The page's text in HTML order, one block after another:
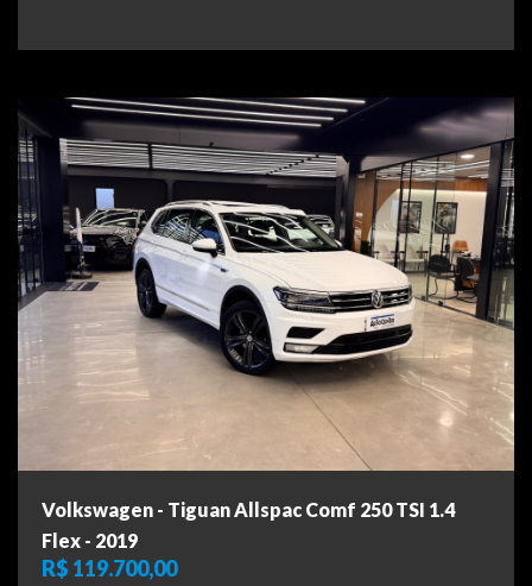
Volkswagen - Tiguan Allspac Comf 250 TSI 1.4
Flex - 2019
R$ 119.700,00